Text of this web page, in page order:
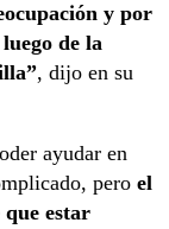
y por
de la
, dijo en su
ayudar en
pero el
estar